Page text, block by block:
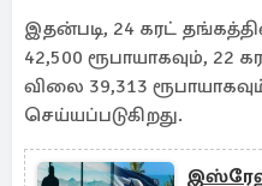
இதன்படி, 24 கரட்
42,500 ரூபாயாகவும், 22
விலை 39,313
செய்யப்படுகிறது.